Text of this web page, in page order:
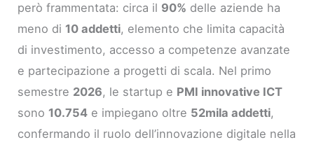
però frammentata: circa il 90% delle aziende ha
meno di 10 addetti, elemento che limita capacità
di investimento, accesso a competenze avanzate
e partecipazione a progetti di scala. Nel primo
semestre 2026, le startup e PMI innovative ICT
sono 10.754 e impiegano oltre 52mila addetti,
confermando il ruolo dell’innovazione digitale nella